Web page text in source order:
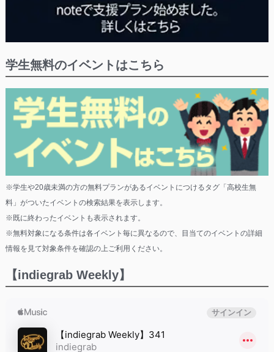
学生無料のイベントはこちら
※学生や20歳未満の方の無料プランがあるイベントにつけるタグ「高校生無
料」がついたイベントの検索結果を表示します。
※既に終わったイベントも表示されます。
※無料対象になる条件は各イベント毎に異なるので、目当てのイベントの詳細
情報を見て対象条件を確認の上ご利用ください。
【indiegrab Weekly】